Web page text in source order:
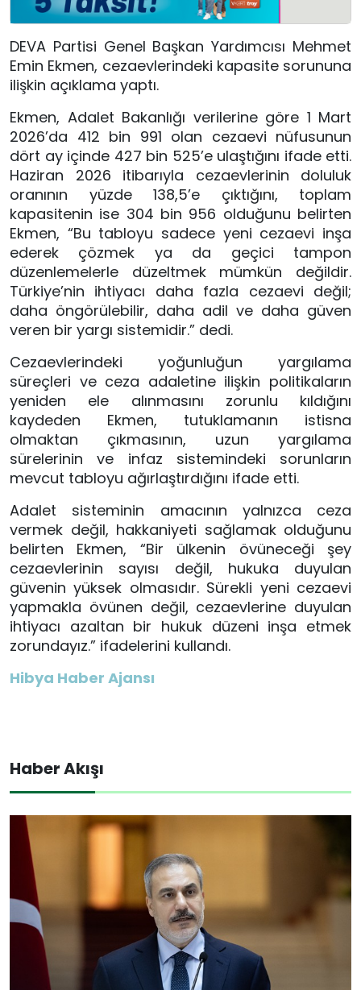
DEVA Partisi Genel Başkan Yardımcısı Mehmet
Emin Ekmen, cezaevlerindeki kapasite sorununa
ilişkin açıklama yaptı.
Ekmen, Adalet Bakanlığı verilerine göre 1 Mart
2026’da 412 bin 991 olan cezaevi nüfusunun
dört ay içinde 427 bin 525’e ulaştığını ifade etti.
Haziran 2026 itibarıyla cezaevlerinin doluluk
oranının yüzde 138,5’e çıktığını, toplam
kapasitenin ise 304 bin 956 olduğunu belirten
Ekmen, “Bu tabloyu sadece yeni cezaevi inşa
ederek çözmek ya da geçici tampon
düzenlemelerle düzeltmek mümkün değildir.
Türkiye’nin ihtiyacı daha fazla cezaevi değil;
daha öngörülebilir, daha adil ve daha güven
veren bir yargı sistemidir.” dedi.
Cezaevlerindeki yoğunluğun yargılama
süreçleri ve ceza adaletine ilişkin politikaların
yeniden ele alınmasını zorunlu kıldığını
kaydeden Ekmen, tutuklamanın istisna
olmaktan çıkmasının, uzun yargılama
sürelerinin ve infaz sistemindeki sorunların
mevcut tabloyu ağırlaştırdığını ifade etti.
Adalet sisteminin amacının yalnızca ceza
vermek değil, hakkaniyeti sağlamak olduğunu
belirten Ekmen, “Bir ülkenin övüneceği şey
cezaevlerinin sayısı değil, hukuka duyulan
güvenin yüksek olmasıdır. Sürekli yeni cezaevi
yapmakla övünen değil, cezaevlerine duyulan
ihtiyacı azaltan bir hukuk düzeni inşa etmek
zorundayız.” ifadelerini kullandı.
Hibya Haber Ajansı
Haber Akışı